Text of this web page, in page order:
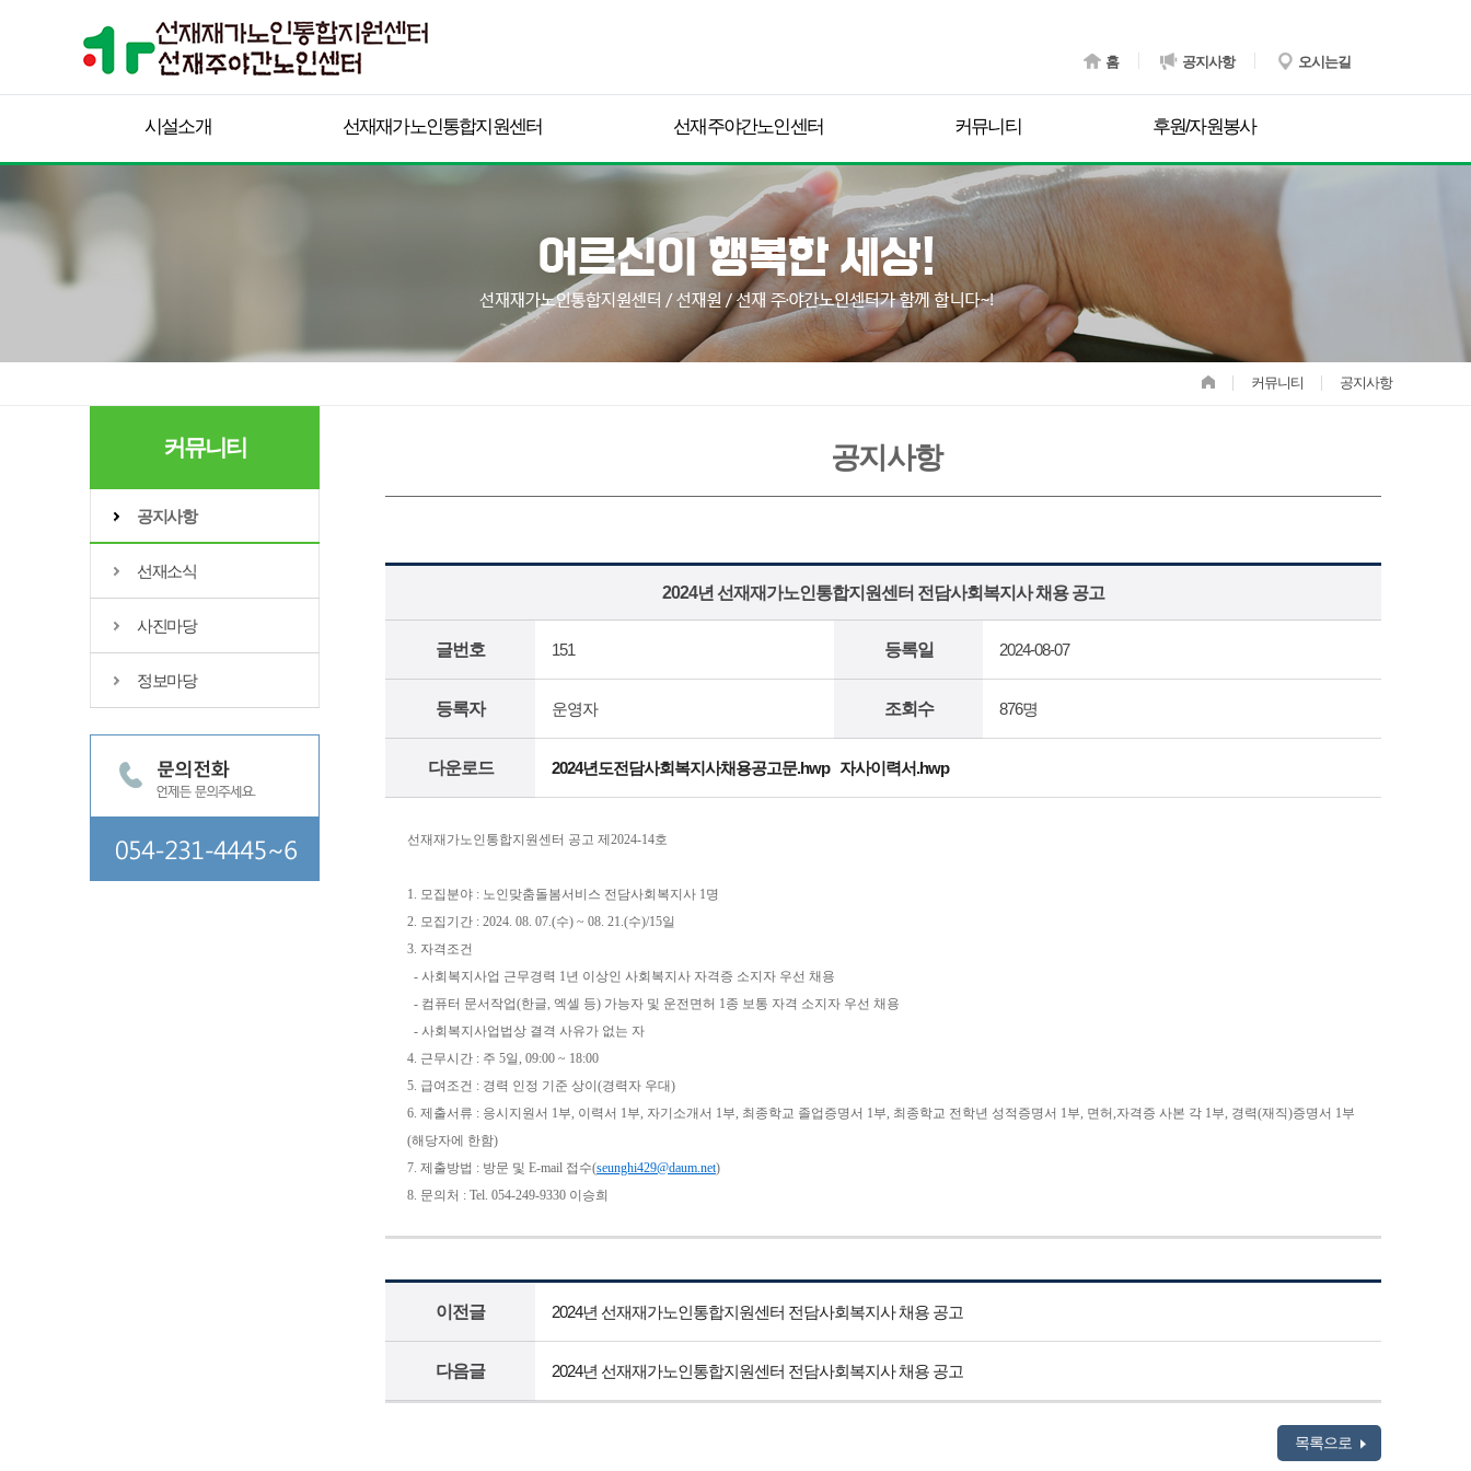
홈 공지사항 오시는길
시설소개 선재재가노인통합지원센터 선재주야간노인센터 커뮤니티 후원/자원봉사
커뮤니티 공지사항
커뮤니티
공지사항
선재소식
사진마당
정보마당
공지사항
2024년 선재재가노인통합지원센터 전담사회복지사 채용 공고
글번호 151 등록일 2024-08-07
등록자 운영자 조회수 876명
다운로드 2024년도전담사회복지사채용공고문.hwp 자사이력서.hwp
선재재가노인통합지원센터 공고 제2024-14호
1. 모집분야 : 노인맞춤돌봄서비스 전담사회복지사 1명
2. 모집기간 : 2024. 08. 07.(수) ~ 08. 21.(수)/15일
3. 자격조건
- 사회복지사업 근무경력 1년 이상인 사회복지사 자격증 소지자 우선 채용
- 컴퓨터 문서작업(한글, 엑셀 등) 가능자 및 운전면허 1종 보통 자격 소지자 우선 채용
- 사회복지사업법상 결격 사유가 없는 자
4. 근무시간 : 주 5일, 09:00 ~ 18:00
5. 급여조건 : 경력 인정 기준 상이(경력자 우대)
6. 제출서류 : 응시지원서 1부, 이력서 1부, 자기소개서 1부, 최종학교 졸업증명서 1부, 최종학교 전학년 성적증명서 1부, 면허,자격증 사본 각 1부, 경력(재직)증명서 1부
(해당자에 한함)
7. 제출방법 : 방문 및 E-mail 접수(seunghi429@daum.net)
8. 문의처 : Tel. 054-249-9330 이승희
이전글 2024년 선재재가노인통합지원센터 전담사회복지사 채용 공고
다음글 2024년 선재재가노인통합지원센터 전담사회복지사 채용 공고
목록으로